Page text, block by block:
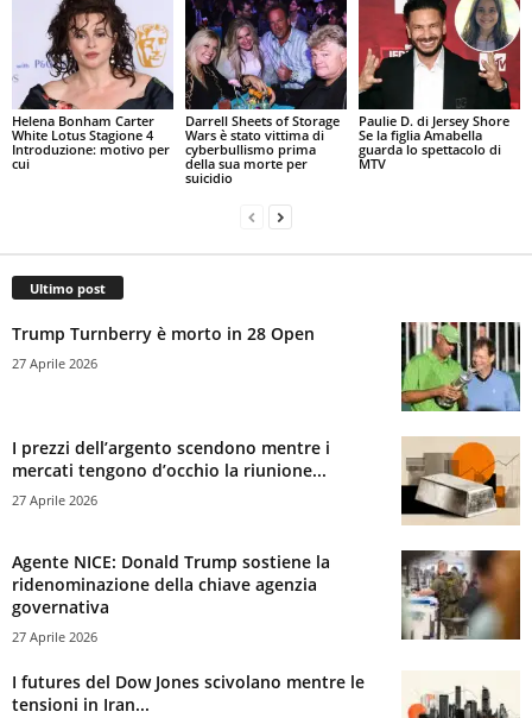
Helena Bonham Carter
White Lotus Stagione 4
Introduzione: motivo per
cui
Darrell Sheets of Storage
Wars è stato vittima di
cyberbullismo prima
della sua morte per
suicidio
Paulie D. di Jersey Shore
Se la figlia Amabella
guarda lo spettacolo di
MTV
Ultimo post
Trump Turnberry è morto in 28 Open
27 Aprile 2026
I prezzi dell’argento scendono mentre i
mercati tengono d’occhio la riunione...
27 Aprile 2026
Agente NICE: Donald Trump sostiene la
ridenominazione della chiave agenzia
governativa
27 Aprile 2026
I futures del Dow Jones scivolano mentre le
tensioni in Iran...